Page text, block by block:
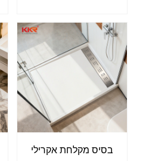
זמין בגדלים מותאמים
אישית
בסיס מקלחת אקרילי